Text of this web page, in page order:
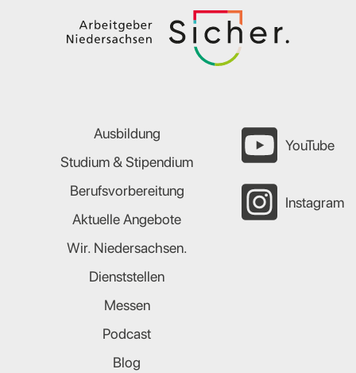
Ausbildung
Studium & Stipendium
Berufsvorbereitung
Aktuelle Angebote
Wir. Niedersachsen.
Dienststellen
Messen
Podcast
Blog
YouTube
Instagram